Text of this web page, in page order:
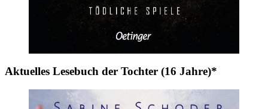
Aktuelles Lesebuch der Tochter (16 Jahre)*